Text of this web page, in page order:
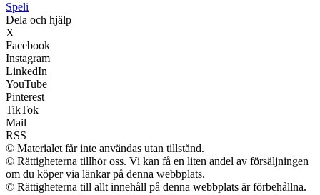
Speli
Dela och hjälp
X
Facebook
Instagram
LinkedIn
YouTube
Pinterest
TikTok
Mail
RSS
© Materialet får inte användas utan tillstånd.
© Rättigheterna tillhör oss. Vi kan få en liten andel av försäljningen
om du köper via länkar på denna webbplats.
© Rättigheterna till allt innehåll på denna webbplats är förbehållna.